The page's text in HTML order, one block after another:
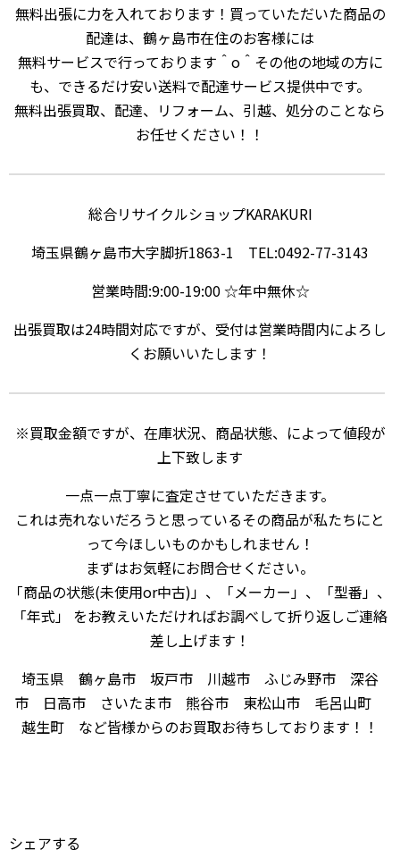
無料出張に力を入れております！買っていただいた商品の
配達は、鶴ヶ島市在住のお客様には
無料サービスで行っております＾o＾その他の地域の方に
も、できるだけ安い送料で配達サービス提供中です。
無料出張買取、配達、リフォーム、引越、処分のことなら
お任せください！！
総合リサイクルショップKARAKURI
埼玉県鶴ヶ島市大字脚折1863-1 TEL:0492-77-3143
営業時間:9:00-19:00 ☆年中無休☆
出張買取は24時間対応ですが、受付は営業時間内によろし
くお願いいたします！
※買取金額ですが、在庫状況、商品状態、によって値段が
上下致します
一点一点丁寧に査定させていただきます。
これは売れないだろうと思っているその商品が私たちにと
って今ほしいものかもしれません！
まずはお気軽にお問合せください。
「商品の状態(未使用or中古)」、「メーカー」、「型番」、
「年式」 をお教えいただければお調べして折り返しご連絡
差し上げます！
埼玉県 鶴ヶ島市 坂戸市 川越市 ふじみ野市 深谷
市 日高市 さいたま市 熊谷市 東松山市 毛呂山町
越生町 など皆様からのお買取お待ちしております！！
シェアする